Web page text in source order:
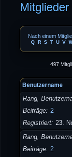
Mitglieder
Nach einem
Q R S T U V
497
Benutzername
Rang,
Beiträge 2
Registriert 23.
Rang,
Beiträge 2